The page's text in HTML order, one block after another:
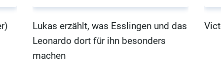
Lukas erzählt, was Esslingen und das
Leonardo dort für ihn besonders
machen